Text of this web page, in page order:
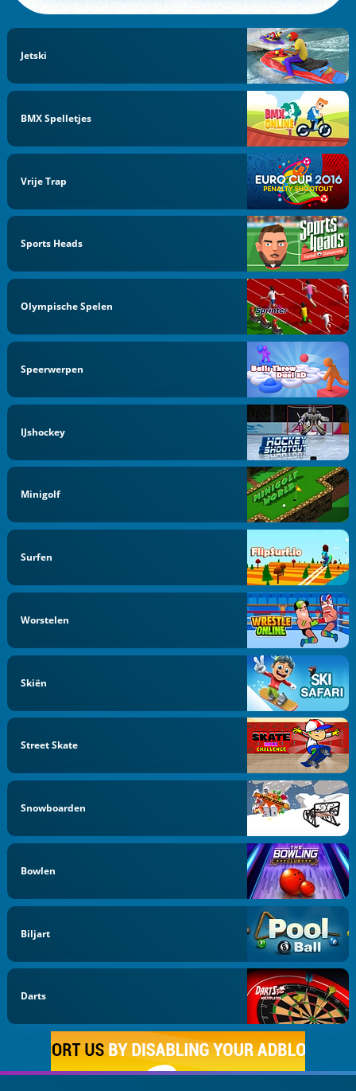
Jetski
BMX Spelletjes
Vrije Trap
Sports Heads
Olympische Spelen
Speerwerpen
IJshockey
Minigolf
Surfen
Worstelen
Skiën
Street Skate
Snowboarden
Bowlen
Biljart
Darts